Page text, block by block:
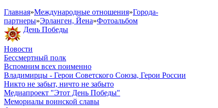
Главная»Международные отношения»Города-
партнеры»Эрланген, Йена»Фотоальбом
День Победы
Новости
Бессмертный полк
Вспомним всех поименно
Владимирцы - Герои Советского Союза, Герои России
Никто не забыт, ничто не забыто
Медиапроект "Этот День Победы"
Мемориалы воинской славы